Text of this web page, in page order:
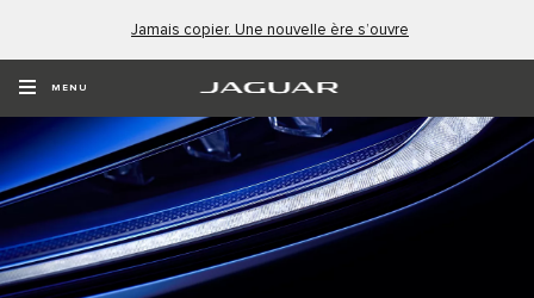
Jamais copier. Une nouvelle ère s’ouvre
MENU